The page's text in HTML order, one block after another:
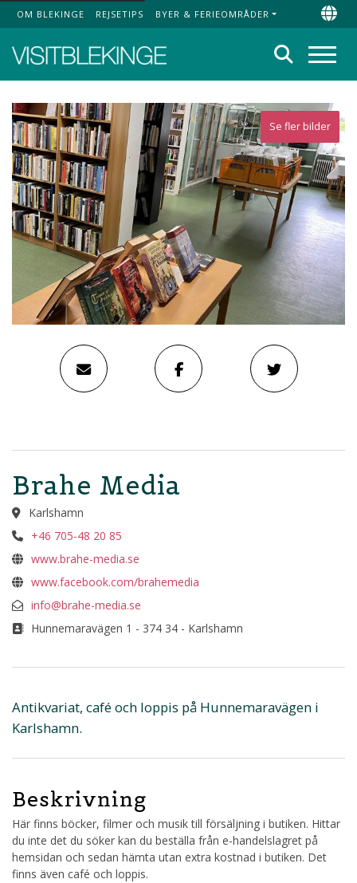
Top Menu
OM BLEKINGE REJSETIPS BYER & FERIEOMRÅDER
Søg
Se fler bilder
Brahe Media
Karlshamn
+46 705-48 20 85
www.brahe-media.se
www.facebook.com/brahemedia
info@brahe-media.se
Hunnemaravägen 1 - 374 34 - Karlshamn
Antikvariat, café och loppis på Hunnemaravägen i
Karlshamn.
Beskrivning
Här finns böcker, filmer och musik till försäljning i butiken. Hittar
du inte det du söker kan du beställa från e-handelslagret på
hemsidan och sedan hämta utan extra kostnad i butiken. Det
finns även café och loppis.